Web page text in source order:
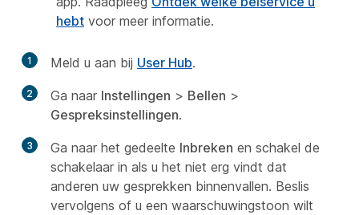
hebt voor meer informatie.
1 Meld u aan bij User Hub.
2 Ga naar Instellingen > Bellen >
Gespreksinstellingen.
3 Ga naar het gedeelte Inbreken en schakel de
schakelaar in als u het niet erg vindt dat
anderen uw gesprekken binnenvallen. Beslis
vervolgens of u een waarschuwingstoon wilt